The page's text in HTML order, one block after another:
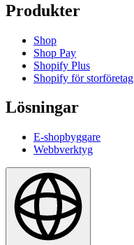
Produkter
Shop
Shop Pay
Shopify Plus
Shopify för storföretag
Lösningar
E-shopbyggare
Webbverktyg